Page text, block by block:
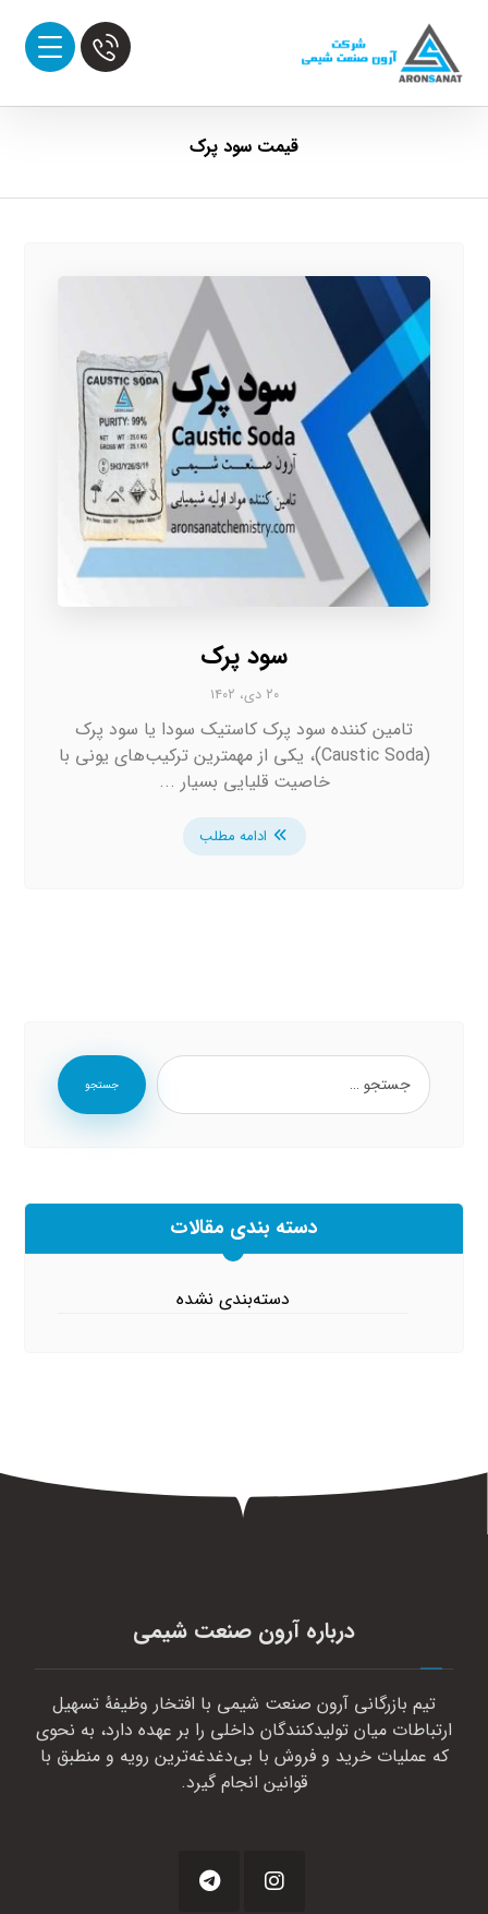
قیمت سود پرک
سود پرک
۲۰ دی، ۱۴۰۲
تامین کننده سود پرک کاستیک سودا یا سود پرک
(Caustic Soda)، یکی از مهمترین ترکیب‌های یونی با
خاصیت قلیایی بسیار ...
ادامه مطلب
جستجو
دسته بندی مقالات
دسته‌بندی نشده
درباره آرون صنعت شیمی
تیم بازرگانی آرون صنعت شیمی با افتخار وظیفهٔ تسهیل
ارتباطات میان تولیدکنندگان داخلی را بر عهده دارد، به نحوی
که عملیات خرید و فروش با بی‌دغدغه‌ترین رویه و منطبق با
قوانین انجام گیرد.